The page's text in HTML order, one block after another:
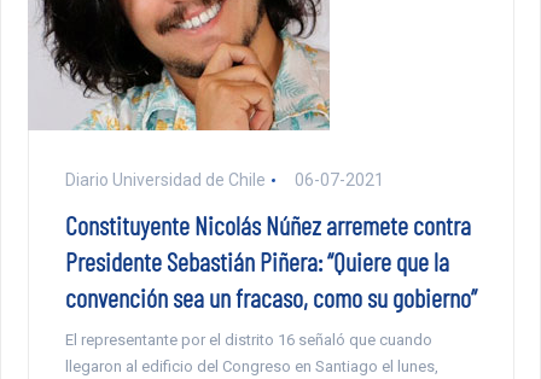
Diario Universidad de Chile 06-07-2021
Constituyente Nicolás Núñez arremete contra
Presidente Sebastián Piñera: “Quiere que la
convención sea un fracaso, como su gobierno”
El representante por el distrito 16 señaló que cuando
llegaron al edificio del Congreso en Santiago el lunes,